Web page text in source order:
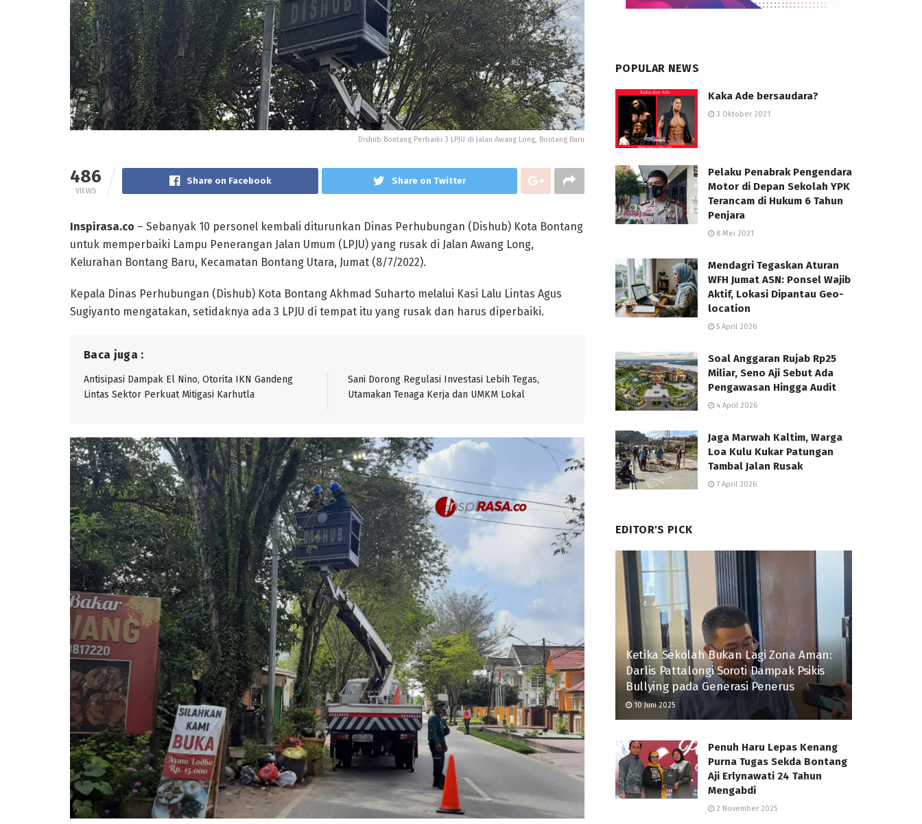
Dishub Bontang Perbaiki 3 LPJU di Jalan Awang Long, Bontang Baru
486
VIEWS
Share on Facebook Share on Twitter
Inspirasa.co – Sebanyak 10 personel kembali diturunkan Dinas Perhubungan (Dishub) Kota Bontang
untuk memperbaiki Lampu Penerangan Jalan Umum (LPJU) yang rusak di Jalan Awang Long,
Kelurahan Bontang Baru, Kecamatan Bontang Utara, Jumat (8/7/2022).
Kepala Dinas Perhubungan (Dishub) Kota Bontang Akhmad Suharto melalui Kasi Lalu Lintas Agus
Sugiyanto mengatakan, setidaknya ada 3 LPJU di tempat itu yang rusak dan harus diperbaiki.
Baca juga :
Antisipasi Dampak El Nino, Otorita IKN Gandeng
Lintas Sektor Perkuat Mitigasi Karhutla
Sani Dorong Regulasi Investasi Lebih Tegas,
Utamakan Tenaga Kerja dan UMKM Lokal
POPULAR NEWS
Kaka Ade bersaudara?
3 Oktober 2021
Pelaku Penabrak Pengendara
Motor di Depan Sekolah YPK
Terancam di Hukum 6 Tahun
Penjara
8 Mei 2021
Mendagri Tegaskan Aturan
WFH Jumat ASN: Ponsel Wajib
Aktif, Lokasi Dipantau Geo-
location
5 April 2026
Soal Anggaran Rujab Rp25
Miliar, Seno Aji Sebut Ada
Pengawasan Hingga Audit
4 April 2026
Jaga Marwah Kaltim, Warga
Loa Kulu Kukar Patungan
Tambal Jalan Rusak
7 April 2026
EDITOR'S PICK
Ketika Sekolah Bukan Lagi Zona Aman:
Darlis Pattalongi Soroti Dampak Psikis
Bullying pada Generasi Penerus
10 Juni 2025
Penuh Haru Lepas Kenang
Purna Tugas Sekda Bontang
Aji Erlynawati 24 Tahun
Mengabdi
2 November 2025